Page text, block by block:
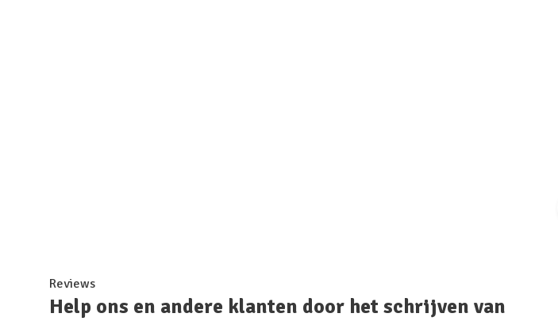
Reviews
Help ons en andere klanten door het schrijven van